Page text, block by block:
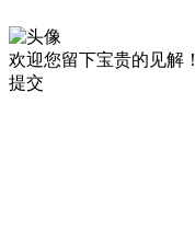
欢迎您留下宝贵的见解！
提交